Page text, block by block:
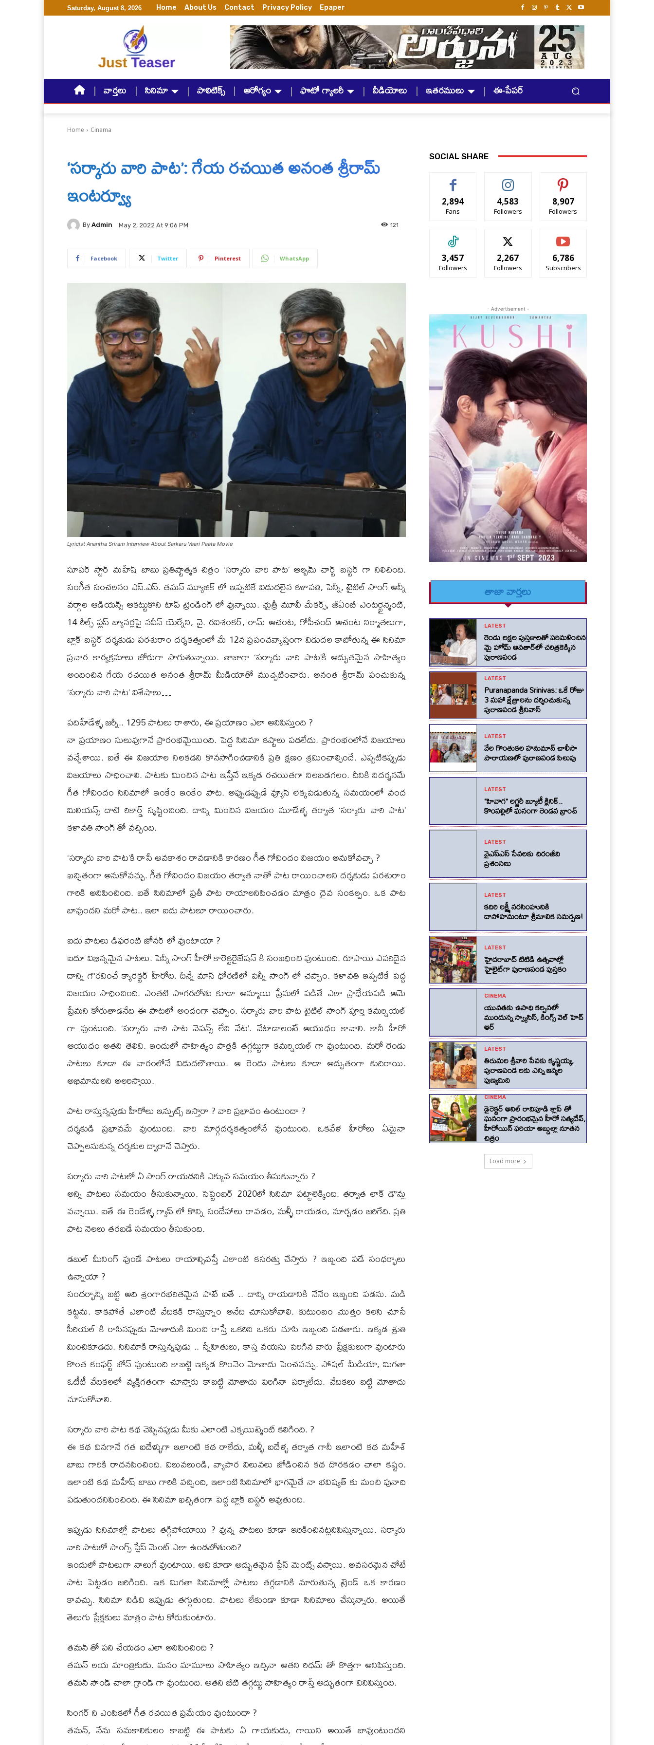
Saturday, August 8, 2026 Home About Us Contact Privacy Policy Epaper
వార్తలు సినిమా పాలిటిక్స్ ఆరోగ్యం ఫొటో గ్యాలరీ వీడియోలు ఇతరములు ఈ-పేపర్
Home Cinema
‘సర్కారు వారి పాట’: గేయ రచయిత అనంత శ్రీరామ్
ఇంటర్వ్యూ
By Admin May 2, 2022 At 9:06 PM 121
Facebook Twitter Pinterest WhatsApp
Lyricist Anantha Sriram Interview About Sarkaru Vaari Paata Movie
సూపర్ స్టార్ మహేష్ బాబు ప్రతిష్టాత్మక చిత్రం ‘సర్కారు వారి పాట’ ఆల్బమ్ చార్ట్ బస్టర్ గా నిలిచింది.
సంగీత సంచలనం ఎస్.ఎస్. తమన్ మ్యూజిక్ లో ఇప్పటికే విడుదలైన కళావతి, పెన్నీ, టైటిల్ సాంగ్ అన్నీ
వర్గాల ఆడియన్స్ ఆకట్టుకొని టాప్ ట్రెండింగ్ లో వున్నాయి. మైత్రీ మూవీ మేకర్స్, జీఏంబీ ఎంటర్టైన్మెంట్,
14 రీల్స్ ప్లస్ బ్యానర్లపై నవీన్ యెర్నేని, వై. రవిశంకర్, రామ్ ఆచంట, గోపీచంద్ ఆచంట నిర్మాతలుగా,
బ్లాక్ బస్టర్ దర్శకుడు పరశురాం దర్శకత్వంలో మే 12న ప్రపంచవ్యాప్తంగా విడుదల కాబోతున్న ఈ సినిమా
ప్రచార కార్యక్రమాలు జోరుగా సాగుతున్నాయి. తాజాగా ‘సర్కారు వారి పాట’కి అద్భుతమైన సాహిత్యం
అందించిన గేయ రచయిత అనంత శ్రీరామ్ మీడియాతో ముచ్చటించారు. అనంత శ్రీరామ్ పంచుకున్న
‘సర్కారు వారి పాట’ విశేషాలు…
పదిహేడేళ్ళ జర్నీ.. 1295 పాటలు రాశారు, ఈ ప్రయాణం ఎలా అనిపిస్తుంది ?
నా ప్రయాణం సులువుగానే ప్రారంభమైయింది. పెద్ద సినిమా కష్టాలు పడలేదు. ప్రారంభంలోనే విజయాలు
వచ్చేశాయి. ఐతే ఈ విజయాల నిలకడని కొనసాగించడానికి ప్రతి క్షణం శ్రమించాల్సిందే. ఎప్పటికప్పుడు
విజయాలు సాధించాలి. పాటకు మించిన పాట ఇస్తేనే ఇక్కడ రచయితగా నిలబడగలం. దీనికి నిదర్శనమే
గీత గోవిందం సినిమాలో ఇంకేం ఇంకేం పాట. అప్పుడప్పుడే వ్యూస్ లెక్కపెడుతున్న సమయంలో వంద
మిలియన్స్ దాటి రికార్డ్ సృష్టించింది. దాన్ని మించిన విజయం మూడేళ్ళ తర్వాత ‘సర్కారు వారి పాట’
కళావతి సాంగ్ తో వచ్చింది.
‘సర్కారు వారి పాట’కి రాసే అవకాశం రావడానికి కారణం గీత గోవిందం విజయం అనుకోవచ్చా ?
ఖచ్చితంగా అనుకోవచ్చు. గీత గోవిందం విజయం తర్వాత నాతో పాట రాయించాలని దర్శకుడు పరశురాం
గారికి అనిపించింది. ఐతే సినిమాలో ప్రతీ పాట రాయాలనిపించడం మాత్రం దైవ సంకల్పం. ఒక పాట
బావుందని మరో పాట.. ఇలా ఐదు పాటలూ రాయించారు.
ఐదు పాటలు డిఫరెంట్ జోనర్ లో వుంటాయా ?
ఐదూ విభిన్నమైన పాటలు. పెన్నీ సాంగ్ హీరో కారెక్టరైజేషన్ కి సంబధించి వుంటుంది. రూపాయి ఎవరిదైన
దాన్ని గౌరవించే క్యారెక్టర్ హీరోది. దీన్నే మాస్ ధోరణిలో పెన్నీ సాంగ్ లో చెప్పాం. కళావతి ఇప్పటికే పెద్ద
విజయం సాధించింది. ఎంతటి పొగరబోతు కూడా అమ్మాయి ప్రేమలో పడితే ఎలా ప్రాధేయపడి ఆమె
ప్రేమని కోరుతాడనేది ఈ పాటలో అందంగా చెప్పాం. సర్కారు వారి పాట టైటిల్ సాంగ్ పూర్తి కమర్షియల్
గా వుంటుంది. ‘సర్కారు వారి పాట వెపన్స్ లేని వేట’. వేటాడాలంటే ఆయుధం కావాలి. కానీ హీరో
ఆయుధం అతని తెలివి. ఇందులో సాహిత్యం పాత్రకి తగ్గట్టుగా కమర్షియల్ గా వుంటుంది. మరో రెండు
పాటలు కూడా ఈ వారంలోనే విడుదలౌతాయి. ఆ రెండు పాటలు కూడా అద్భుతంగా కుదిరాయి.
అభిమానులని అలరిస్తాయి.
పాట రాస్తున్నపుడు హీరోలు ఇన్పుట్స్ ఇస్తారా ? వారి ప్రభావం ఉంటుందా ?
దర్శకుడి ప్రభావమే వుంటుంది. వారి మార్గదర్శకత్వంలోనే వుంటుంది. ఒకవేళ హీరోలు ఏమైనా
చెప్పాలనుకున్న దర్శకుల ద్వారానే చెప్తారు.
సర్కారు వారి పాటలో ఏ సాంగ్ రాయడనికి ఎక్కువ సమయం తీసుకున్నారు ?
అన్ని పాటలు సమయం తీసుకున్నాయి. సెప్టెంబర్ 2020లో సినిమా పట్టాలెక్కింది. తర్వాత లాక్ డౌన్లు
వచ్చాయి. ఐతే ఈ రెండేళ్ళ గ్యాప్ లో కొన్ని సందేహాలు రావడం, మళ్ళీ రాయడం, మార్చడం జరిగేది. ప్రతి
పాట నెలలు తరబడే సమయం తీసుకుంది.
డబుల్ మీనింగ్ వుండే పాటలు రాయాల్సివస్తే ఎలాంటి కసరత్తు చేస్తారు ? ఇబ్బంది పడే సంధర్భాలు
ఉన్నాయా ?
సందర్భాన్ని బట్టి అది శ్రంగారభరితమైన పాటే ఐతే .. దాన్ని రాయడానికి నేనేం ఇబ్బంది పడను. మడి
కట్టను. కాకపోతే ఎలాంటి వేదికకి రాస్తున్నాం అనేది చూసుకోవాలి. కుటుంబం మొత్తం కలసి చూసే
సీరియల్ కి రాసినప్పుడు మోతాదుకి మించి రాస్తే ఒకరిని ఒకరు చూసి ఇబ్బంది పడతారు. ఇక్కడ శ్రుతి
మించికూడదు. సినిమాకి రాస్తున్నపుడు .. స్నేహితులు, కాస్త వయసు పెరిగిన వారు ప్రేక్షకులుగా వుంటారు
కొంత కంఫర్ట్ జోన్ వుంటుంది కాబట్టి ఇక్కడ కొంచెం మోతాదు పెంచవచ్చు. సోషల్ మీడియా, మిగతా
ఓటీటీ వేదికలలో వ్యక్తిగతంగా చూస్తారు కాబట్టి మోతాదు పెరిగినా పర్వాలేదు. వేదికలు బట్టి మోతాదు
చూసుకోవాలి.
సర్కారు వారి పాట కథ చెప్పినపుడు మీకు ఎలాంటి ఎక్సయిట్మెంట్ కలిగింది. ?
ఈ కథ వినగానే గత ఐదేళ్ళుగా ఇలాంటి కథ రాలేదు, మళ్ళీ ఐదేళ్ళ తర్వాత గానీ ఇలాంటి కథ మహేశ్
బాబు గారికి రాదనపించింది. విలువలుండి, వ్యాపార విలువలు జోడించిన కథ దొరకడం చాలా కష్టం.
ఇలాంటి కథ మహేష్ బాబు గారికి వచ్చింది, ఇలాంటి సినిమాలో భాగమైతే నా భవిష్యత్ కు మంచి పునాది
పడుతుందనిపించింది. ఈ సినిమా ఖచ్చితంగా పెద్ద బ్లాక్ బస్టర్ అవుతుంది.
ఇప్పుడు సినిమాల్లో పాటలు తగ్గిపోయాయి ? వున్న పాటలు కూడా ఇరికించినట్లనిపిస్తున్నాయి. సర్కారు
వారి పాటలో సాంగ్స్ ప్లేస్ మెంట్ ఎలా ఉండబోతుంది?
ఇందులో పాటలుగా నాలుగే వుంటాయి. అవి కూడా అద్భుతమైన ప్లేస్ మెంట్స్ వస్తాయి. అవసరమైన చోటే
పాట పెట్టడం జరిగింది. ఇక మిగతా సినిమాల్లో పాటలు తగ్గడానికి మారుతున్న ట్రెండ్ ఒక కారణం
కావచ్చు. సినిమా నిడివి ఇప్పుడు తగ్గుతుంది. పాటలు లేకుండా కూడా సినిమాలు చేస్తున్నారు. అయితే
తెలుగు ప్రేక్షకులు మాత్రం పాట కోరుకుంటారు.
తమన్ తో పని చేయడం ఎలా అనిపించింది ?
తమన్ లయ మాంత్రికుడు. మనం మామూలు సాహిత్యం ఇచ్చినా అతని రిధమ్ తో కొత్తగా అనిపిస్తుంది.
తమన్ సౌండ్ చాలా గ్రాండ్ గా వుంటుంది. అతని బీట్ తగ్గట్టు సాహిత్యం రాస్తే అద్భుతంగా వినిపిస్తుంది.
సింగర్ ని ఎంపికలో గీత రచయిత ప్రమేయం వుంటుందా ?
తమన్, నేను సమకాలికులం కాబట్టి ఈ పాటకు ఏ గాయకుడు, గాయిని అయితే బావుంటుందని
SOCIAL SHARE
2,894
Fans
4,583
Followers
8,907
Followers
3,457
Followers
2,267
Followers
6,786
Subscribers
- Advertisement -
తాజా వార్తలు
LATEST
రెండు లక్షల పుస్తకాలతో పరిమళించిన
మై హోమ్ అవతార్‌లో చరిత్రకెక్కిన
పురాణపండ
LATEST
Puranapanda Srinivas: ఒకే రోజు
3 మహా క్షేత్రాలను దర్శించుకున్న
పురాణపండ శ్రీనివాస్
LATEST
వేల గొంతుకల హనుమాన్ చాలీసా
పారాయణలో పురాణపండ పిలుపు
LATEST
“హివాగ” లగ్జరీ బ్యూటీ క్లినిక్..
కొంపల్లిలో ఘనంగా రెండవ బ్రాంచ్
LATEST
వైఎస్ఎస్ సేవలకు చిరంజీవి
ప్రశంసలు
LATEST
కదిరి లక్ష్మీ నరసింహునికి
దాసోహమంటూ శ్రీమాలిక సమర్పణ!
LATEST
హైదరాబాద్ టిటిడి ఉత్సవాల్లో
హైలైట్‌గా పురాణపండ పుస్తకం
CINEMA
యువతకు ఉపాధి కల్పనలో
ముందున్న స్వ్యాసిస్, కింగ్స్‌ వెల్‌ హెచ్‌
ఆర్‌
LATEST
తిరుమల శ్రీవారి సేవకు కృష్ణయ్య,
పురాణపండ లకు ఎన్ని జన్మల
పుణ్యమిది
CINEMA
డైరెక్టర్ అనిల్ రావిపూడి క్లాప్ తో
ఘనంగా ప్రారంభమైన హీరో సత్యదేవ్,
హీరోయిన్ ఫరియా అబ్దుల్లా నూతన
చిత్రం
Load more